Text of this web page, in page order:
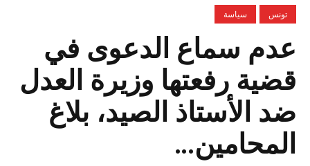
تونس سياسة
عدم سماع الدعوى في
قضية رفعتها وزيرة العدل
ضد الأستاذ الصيد، بلاغ
المحامين…